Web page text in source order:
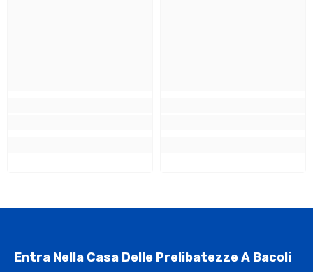
Entra Nella Casa Delle Prelibatezze A Bacoli